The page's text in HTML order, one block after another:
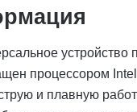
устройство
процессором
и плавную